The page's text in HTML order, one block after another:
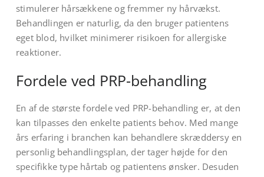
stimulerer hårsækkene og fremmer ny hårvækst.
Behandlingen er naturlig, da den bruger patientens
eget blod, hvilket minimerer risikoen for allergiske
reaktioner.
Fordele ved PRP-behandling
En af de største fordele ved PRP-behandling er, at den
kan tilpasses den enkelte patients behov. Med mange
års erfaring i branchen kan behandlere skræddersy en
personlig behandlingsplan, der tager højde for den
specifikke type hårtab og patientens ønsker. Desuden